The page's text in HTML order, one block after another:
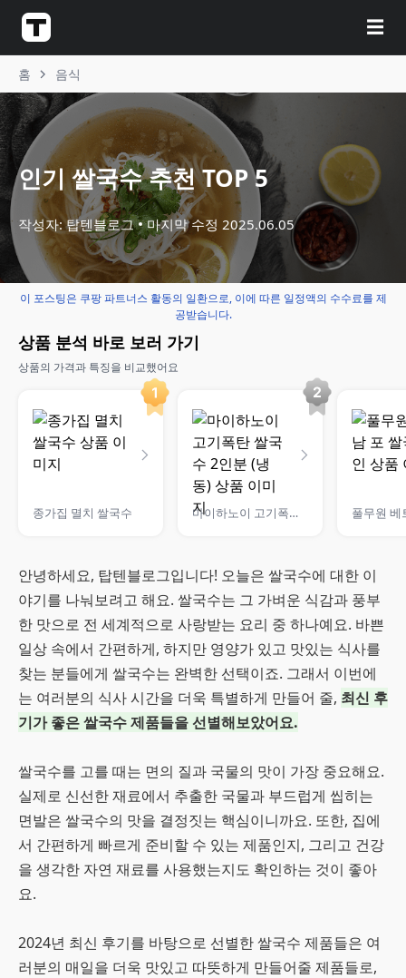
☰
홈 음식
인기 쌀국수 추천 TOP 5
작성자: 탑텐블로그 마지막 수정 2025.06.05
이 포스팅은 쿠팡 파트너스 활동의 일환으로, 이에 따른 일정액의 수수료를 제
공받습니다.
상품 분석 바로 보러 가기
상품의 가격과 특징을 비교했어요
종가집 멸치 쌀국수 마이하노이 고기폭탄 쌀국수 2인분 (냉동)
안녕하세요, 탑텐블로그입니다! 오늘은 쌀국수에 대한 이
야기를 나눠보려고 해요. 쌀국수는 그 가벼운 식감과 풍부
한 맛으로 전 세계적으로 사랑받는 요리 중 하나예요. 바쁜
일상 속에서 간편하게, 하지만 영양가 있고 맛있는 식사를
찾는 분들에게 쌀국수는 완벽한 선택이죠. 그래서 이번에
는 여러분의 식사 시간을 더욱 특별하게 만들어 줄, 최신 후
기가 좋은 쌀국수 제품들을 선별해보았어요.
쌀국수를 고를 때는 면의 질과 국물의 맛이 가장 중요해요.
실제로 신선한 재료에서 추출한 국물과 부드럽게 씹히는
면발은 쌀국수의 맛을 결정짓는 핵심이니까요. 또한, 집에
서 간편하게 빠르게 준비할 수 있는 제품인지, 그리고 건강
을 생각한 자연 재료를 사용했는지도 확인하는 것이 좋아
요.
2024년 최신 후기를 바탕으로 선별한 쌀국수 제품들은 여
러분의 매일을 더욱 맛있고 따뜻하게 만들어줄 제품들로,